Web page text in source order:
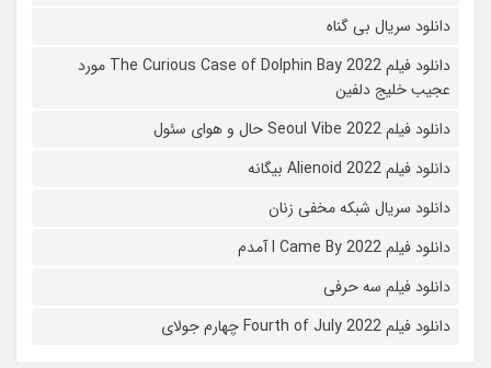
دانلود سریال بی گناه
دانلود فیلم The Curious Case of Dolphin Bay 2022 مورد
عجیب خلیج دلفین
دانلود فیلم Seoul Vibe 2022 حال و هوای سئول
دانلود فیلم Alienoid 2022 بیگانه
دانلود سریال شبکه مخفی زنان
دانلود فیلم I Came By 2022 آمدم
دانلود فیلم سه حرفی
دانلود فیلم Fourth of July 2022 چهارم جولای